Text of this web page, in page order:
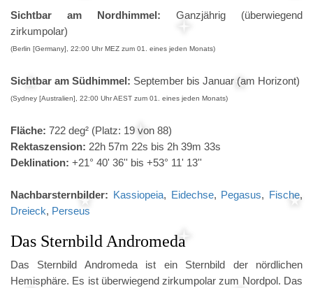
Sichtbar am Nordhimmel: Ganzjährig (überwiegend
zirkumpolar)
(Berlin [Germany], 22:00 Uhr MEZ zum 01. eines jeden Monats)
Sichtbar am Südhimmel: September bis Januar (am Horizont)
(Sydney [Australien], 22:00 Uhr AEST zum 01. eines jeden Monats)
Fläche: 722 deg² (Platz: 19 von 88)
Rektaszension: 22h 57m 22s bis 2h 39m 33s
Deklination: +21° 40' 36'' bis +53° 11' 13''
Nachbarsternbilder: Kassiopeia, Eidechse, Pegasus, Fische,
Dreieck, Perseus
Das Sternbild Andromeda
Das Sternbild Andromeda ist ein Sternbild der nördlichen
Hemisphäre. Es ist überwiegend zirkumpolar zum Nordpol. Das